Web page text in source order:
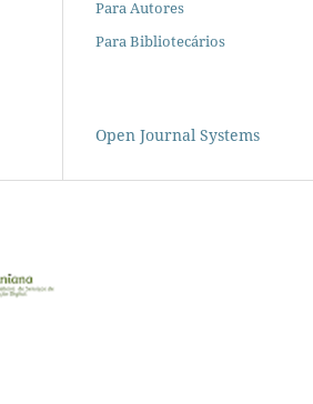
Para Autores
Para Bibliotecários
Open Journal Systems